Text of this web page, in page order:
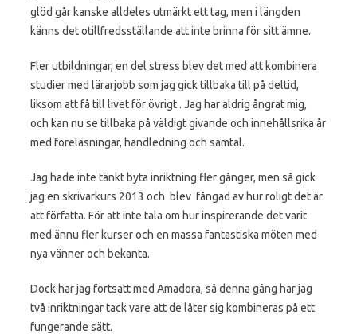
glöd går kanske alldeles utmärkt ett tag, men i längden
känns det otillfredsställande att inte brinna för sitt ämne.
Fler utbildningar, en del stress blev det med att kombinera
studier med lärarjobb som jag gick tillbaka till på deltid,
liksom att få till livet för övrigt . Jag har aldrig ångrat mig,
och kan nu se tillbaka på väldigt givande och innehållsrika år
med föreläsningar, handledning och samtal.
Jag hade inte tänkt byta inriktning fler gånger, men så gick
jag en skrivarkurs 2013 och blev fångad av hur roligt det är
att författa. För att inte tala om hur inspirerande det varit
med ännu fler kurser och en massa fantastiska möten med
nya vänner och bekanta.
Dock har jag fortsatt med Amadora, så denna gång har jag
två inriktningar tack vare att de låter sig kombineras på ett
fungerande sätt.